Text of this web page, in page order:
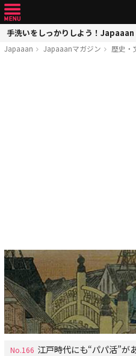
手洗いをしっかりしよう！Japaaan
Japaaan Japaaanマガジン 歴史・
No.166 江戸時代にも“パパ活”が